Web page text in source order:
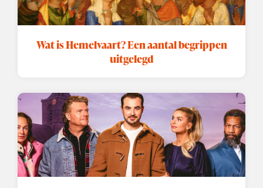
Wat is Hemelvaart? Een aantal begrippen
uitgelegd